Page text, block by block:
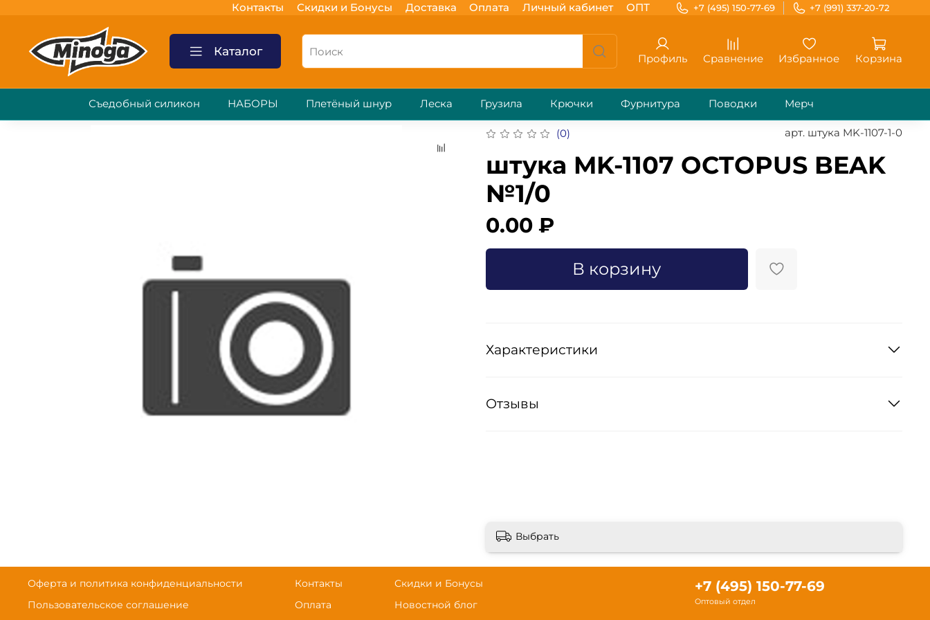
Контакты Скидки и Бонусы Доставка Оплата Личный кабинет ОПТ +7 (495) 150-77-69 +7 (991) 337-20-72
Каталог
Профиль Сравнение Избранное Корзина
Съедобный силикон НАБОРЫ Плетёный шнур Леска Грузила Крючки Фурнитура Поводки Мерч
(0) арт. штука MK-1107-1-0
штука MK-1107 OCTOPUS BEAK
№1/0
0.00 ₽
В корзину
Характеристики
Отзывы
Выбрать
Оферта и политика конфиденциальности
Пользовательское соглашение
Контакты
Оплата
Скидки и Бонусы
Новостной блог
+7 (495) 150-77-69
Оптовый отдел